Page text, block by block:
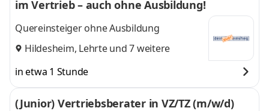
im Vertrieb – auch ohne Ausbildung!
Quereinsteiger ohne Ausbildung
Hildesheim, Lehrteund 7 weitere
in etwa 1 Stunde
(Junior) Vertriebsberater in VZ/TZ (m/w/d)